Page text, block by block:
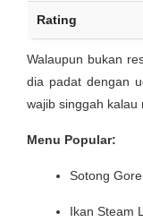
Rating
Walaupun bukan
dia padat dengan
wajib singgah kalau
Menu Popular:
Sotong
Ikan Steam